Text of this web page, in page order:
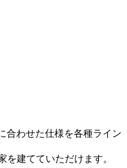
合わせた仕様を各種ライン
を建てていただけます。